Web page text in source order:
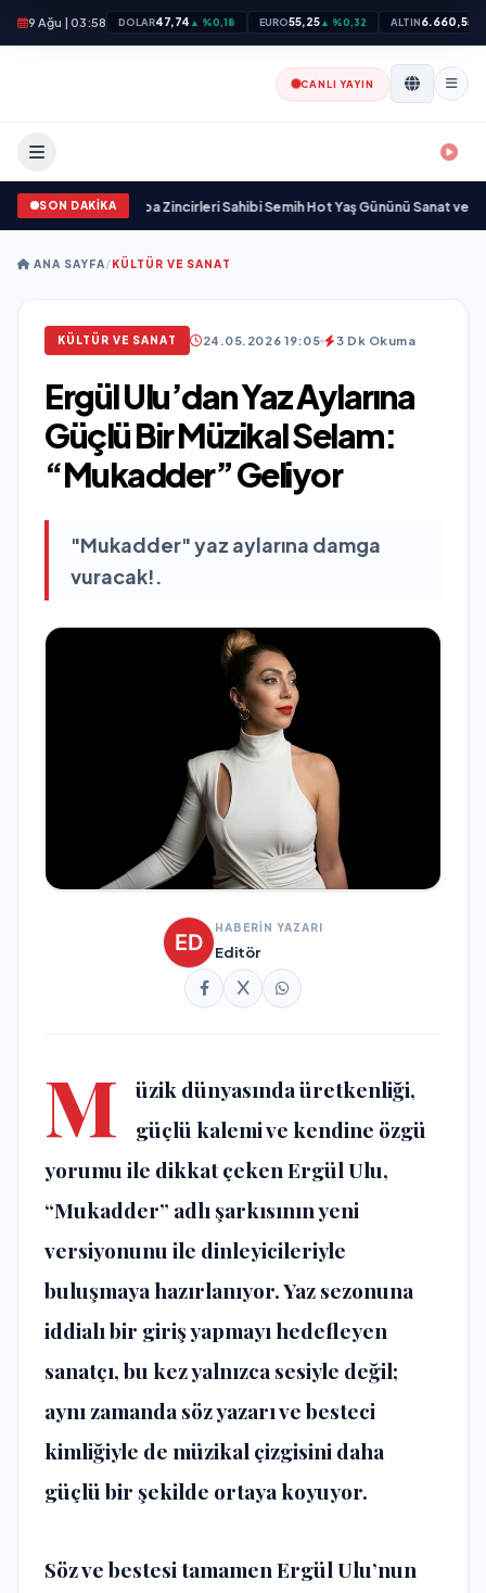
9 Ağu | 03:58 DOLAR47,74 ▲ %0,18 EURO55,25▲ %0,32 ALTIN6.660,55
CANLI YAYIN
SON DAKİKA
yitirdi•Svadba Zincirleri Sahibi Semih Hot Yaş Gününü Sanat ve
ANA SAYFA/KÜLTÜR VE SANAT
KÜLTÜR VE SANAT 24.05.2026 19:05 3 Dk Okuma
Ergül Ulu’dan Yaz Aylarına
Güçlü Bir Müzikal Selam:
“Mukadder” Geliyor
"Mukadder" yaz aylarına damga
vuracak!.
HABERİN YAZARI
Editör
M
üzik dünyasında üretkenliği,
güçlü kalemi ve kendine özgü
yorumu ile dikkat çeken Ergül Ulu,
“Mukadder” adlı şarkısının yeni
versiyonunu ile dinleyicileriyle
buluşmaya hazırlanıyor. Yaz sezonuna
iddialı bir giriş yapmayı hedefleyen
sanatçı, bu kez yalnızca sesiyle değil;
aynı zamanda söz yazarı ve besteci
kimliğiyle de müzikal çizgisini daha
güçlü bir şekilde ortaya koyuyor.
Söz ve bestesi tamamen Ergül Ulu’nun